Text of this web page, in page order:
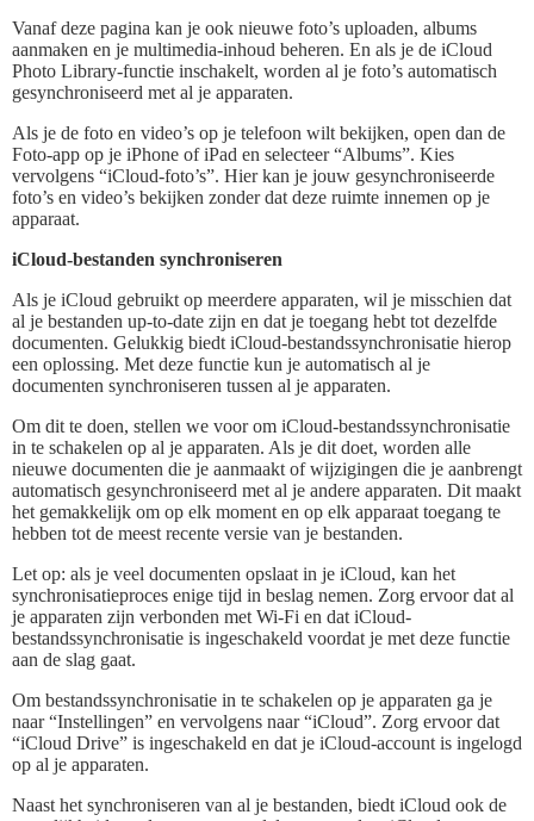
Vanaf deze pagina kan je ook nieuwe foto’s uploaden, albums
aanmaken en je multimedia-inhoud beheren. En als je de iCloud
Photo Library-functie inschakelt, worden al je foto’s automatisch
gesynchroniseerd met al je apparaten.
Als je de foto en video’s op je telefoon wilt bekijken, open dan de
Foto-app op je iPhone of iPad en selecteer “Albums”. Kies
vervolgens “iCloud-foto’s”. Hier kan je jouw gesynchroniseerde
foto’s en video’s bekijken zonder dat deze ruimte innemen op je
apparaat.
iCloud-bestanden synchroniseren
Als je iCloud gebruikt op meerdere apparaten, wil je misschien dat
al je bestanden up-to-date zijn en dat je toegang hebt tot dezelfde
documenten. Gelukkig biedt iCloud-bestandssynchronisatie hierop
een oplossing. Met deze functie kun je automatisch al je
documenten synchroniseren tussen al je apparaten.
Om dit te doen, stellen we voor om iCloud-bestandssynchronisatie
in te schakelen op al je apparaten. Als je dit doet, worden alle
nieuwe documenten die je aanmaakt of wijzigingen die je aanbrengt
automatisch gesynchroniseerd met al je andere apparaten. Dit maakt
het gemakkelijk om op elk moment en op elk apparaat toegang te
hebben tot de meest recente versie van je bestanden.
Let op: als je veel documenten opslaat in je iCloud, kan het
synchronisatieproces enige tijd in beslag nemen. Zorg ervoor dat al
je apparaten zijn verbonden met Wi-Fi en dat iCloud-
bestandssynchronisatie is ingeschakeld voordat je met deze functie
aan de slag gaat.
Om bestandssynchronisatie in te schakelen op je apparaten ga je
naar “Instellingen” en vervolgens naar “iCloud”. Zorg ervoor dat
“iCloud Drive” is ingeschakeld en dat je iCloud-account is ingelogd
op al je apparaten.
Naast het synchroniseren van al je bestanden, biedt iCloud ook de